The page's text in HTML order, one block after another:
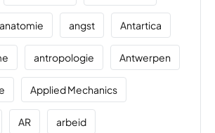
anatomie angst Antartica
antropologie Antwerpen
Applied Mechanics
AR arbeid